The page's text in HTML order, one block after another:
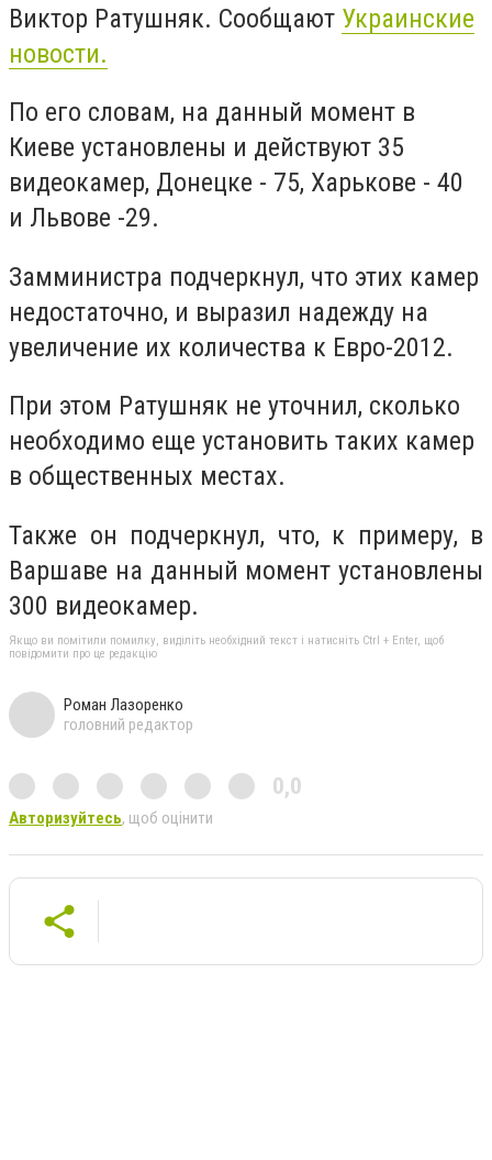
Виктор Ратушняк. Сообщают Украинские
новости.
По его словам, на данный момент в
Киеве установлены и действуют 35
видеокамер, Донецке - 75, Харькове - 40
и Львове -29.
Замминистра подчеркнул, что этих камер
недостаточно, и выразил надежду на
увеличение их количества к Евро-2012.
При этом Ратушняк не уточнил, сколько
необходимо еще установить таких камер
в общественных местах.
Также он подчеркнул, что, к примеру, в
Варшаве на данный момент установлены
300 видеокамер.
Якщо ви помітили помилку, виділіть необхідний текст і натисніть Ctrl + Enter, щоб
повідомити про це редакцію
Роман Лазоренко
головний редактор
0,0
Авторизуйтесь, щоб оцінити